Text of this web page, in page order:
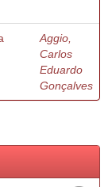
Aggio,
Carlos
Eduardo
Gonçalves